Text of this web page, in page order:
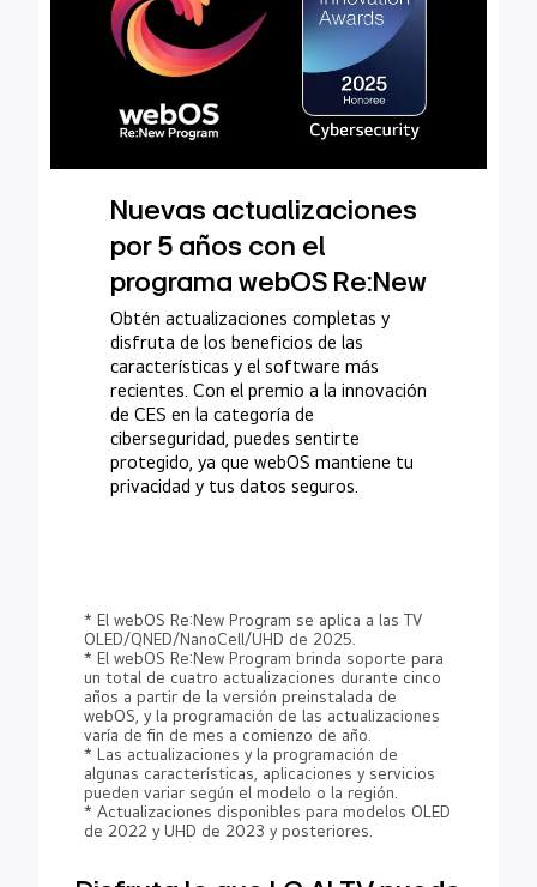
Nuevas actualizaciones
por 5 años con el
programa webOS Re:New
Obtén actualizaciones completas y
disfruta de los beneficios de las
características y el software más
recientes. Con el premio a la innovación
de CES en la categoría de
ciberseguridad, puedes sentirte
protegido, ya que webOS mantiene tu
privacidad y tus datos seguros.
* El webOS Re:New Program se aplica a las TV
OLED/QNED/NanoCell/UHD de 2025.
* El webOS Re:New Program brinda soporte para
un total de cuatro actualizaciones durante cinco
años a partir de la versión preinstalada de
webOS, y la programación de las actualizaciones
varía de fin de mes a comienzo de año.
* Las actualizaciones y la programación de
algunas características, aplicaciones y servicios
pueden variar según el modelo o la región.
* Actualizaciones disponibles para modelos OLED
de 2022 y UHD de 2023 y posteriores.